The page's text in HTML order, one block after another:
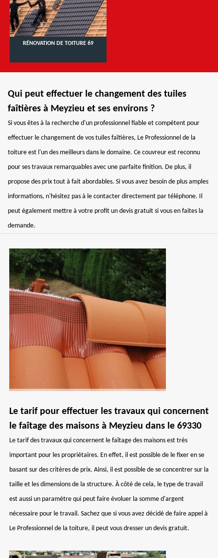
RÉNOVATION DE TOITURE 69
Qui peut effectuer le changement des tuiles
faîtières à Meyzieu et ses environs ?
Si vous êtes à la recherche d'un professionnel fiable et compétent pour
effectuer le changement de vos tuiles faîtières, Le Professionnel de la
toiture est l'un des meilleurs dans le domaine. Ce couvreur est reconnu
pour ses travaux remarquables avec une parfaite finition. De plus, il
propose des prix tout à fait abordables. Si vous avez besoin de plus amples
informations, n'hésitez pas à le contacter directement par téléphone. Il
peut également mettre à votre profit un devis gratuit si vous en faites la
demande.
Le tarif pour effectuer les travaux qui concernent
le faîtage des maisons à Meyzieu dans le 69330
Le tarif des travaux qui concernent le faîtage des maisons est très
important pour les propriétaires. En effet, il est possible de le fixer en se
basant sur des critères de prix. Ainsi, il est possible de se concentrer sur la
taille et les dimensions de la structure. À côté de cela, le type de travail
est aussi un paramètre qui peut faire évoluer la somme d'argent
nécessaire pour le travail. Sachez que si vous avez décidé de faire appel à
Le Professionnel de la toiture, il peut vous dresser un devis gratuit.